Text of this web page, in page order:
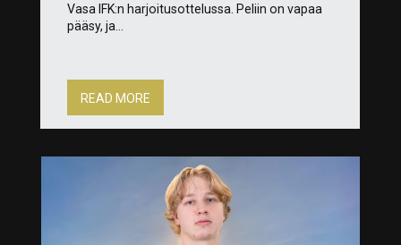
Vasa IFK:n harjoitusottelussa. Peliin on vapaa
pääsy, ja...
READ MORE